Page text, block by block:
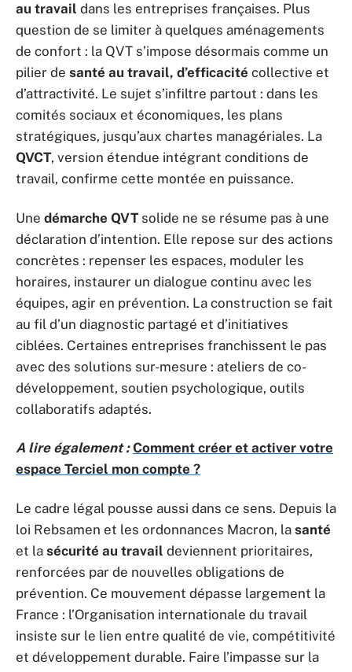
au travail dans les entreprises françaises. Plus
question de se limiter à quelques aménagements
de confort : la QVT s’impose désormais comme un
pilier de santé au travail, d’efficacité collective et
d’attractivité. Le sujet s’infiltre partout : dans les
comités sociaux et économiques, les plans
stratégiques, jusqu’aux chartes managériales. La
QVCT, version étendue intégrant conditions de
travail, confirme cette montée en puissance.
Une démarche QVTsolide ne se résume pas à une
déclaration d’intention. Elle repose sur des actions
concrètes : repenser les espaces, moduler les
horaires, instaurer un dialogue continu avec les
équipes, agir en prévention. La construction se fait
au fil d’un diagnostic partagé et d’initiatives
ciblées. Certaines entreprises franchissent le pas
avec des solutions sur-mesure : ateliers de co-
développement, soutien psychologique, outils
collaboratifs adaptés.
A lire également : Comment créer et activer votre
espace Terciel mon compte ?
Le cadre légal pousse aussi dans ce sens. Depuis la
loi Rebsamen et les ordonnances Macron, la santé
et la sécurité au travail deviennent prioritaires,
renforcées par de nouvelles obligations de
prévention. Ce mouvement dépasse largement la
France : l’Organisation internationale du travail
insiste sur le lien entre qualité de vie, compétitivité
et développement durable. Faire l’impasse sur la